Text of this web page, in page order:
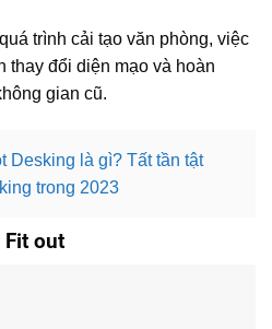
trình cải tạo văn phòng, việc
thay đổi diện mạo và hoàn
gian cũ.
Desking là gì? Tất tần tật
trong 2023
Fit out